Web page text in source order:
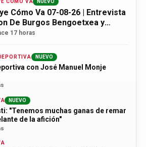
CÓMO VA NUEVO
Cómo Va 07-08-26 | Entrevista
De Burgos Bengoetxea y
Athletic
17 horas
NUEVO
con José Manuel Monje
NUEVO
"Tenemos muchas ganas de remar
de la afición"